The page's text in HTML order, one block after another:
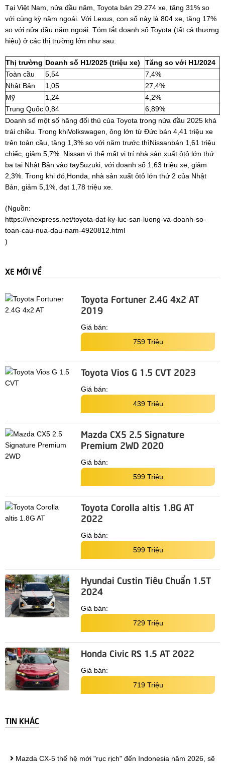
Tại Việt Nam, nửa đầu năm, Toyota bán 29.274 xe, tăng 31% so
với cùng kỳ năm ngoái. Với Lexus, con số này là 804 xe, tăng 17%
so với nửa đầu năm ngoái. Tóm tắt doanh số Toyota (tất cả thương
hiệu) ở các thị trường lớn như sau:
Thị trường Doanh số H1/2025 (triệu xe)
Tăng so với H1/2024
Toàn cầu
5,54
7,4%
Nhật Bản
1,05
27,4%
Mỹ
1,24
4,2%
Trung Quốc 0,84
6,89%
Doanh số một số hãng đối thủ của Toyota trong nửa đầu 2025 khá
trái chiều. Trong khiVolkswagen, ông lớn từ Đức bán 4,41 triệu xe
trên toàn cầu, tăng 1,3% so với năm trước thìNissanbán 1,61 triệu
chiếc, giảm 5,7%. Nissan vì thế mất vị trí nhà sản xuất ôtô lớn thứ
ba tại Nhật Bản vào taySuzuki, với doanh số 1,63 triệu xe, giảm
2,3%. Trong khi đó,Honda, nhà sản xuất ôtô lớn thứ 2 của Nhật
Bản, giảm 5,1%, đạt 1,78 triệu xe.
(Nguồn:
https://vnexpress.net/toyota-dat-ky-luc-san-luong-va-doanh-so-
toan-cau-nua-dau-nam-4920812.html
)
XE MỚI VỀ
Toyota Fortuner 2.4G 4x2 AT
2019
Giá bán:
759 Triệu
Toyota Vios G 1.5 CVT 2023
Giá bán:
439 Triệu
Mazda CX5 2.5 Signature
Premium 2WD 2020
Giá bán:
599 Triệu
Toyota Corolla altis 1.8G AT
2022
Giá bán:
599 Triệu
Hyundai Custin Tiêu Chuẩn 1.5T
2024
Giá bán:
729 Triệu
Honda Civic RS 1.5 AT 2022
Giá bán:
719 Triệu
TIN KHÁC
Mazda CX-5 thế hệ mới "rục rịch" đến Indonesia năm 2026, sẽ